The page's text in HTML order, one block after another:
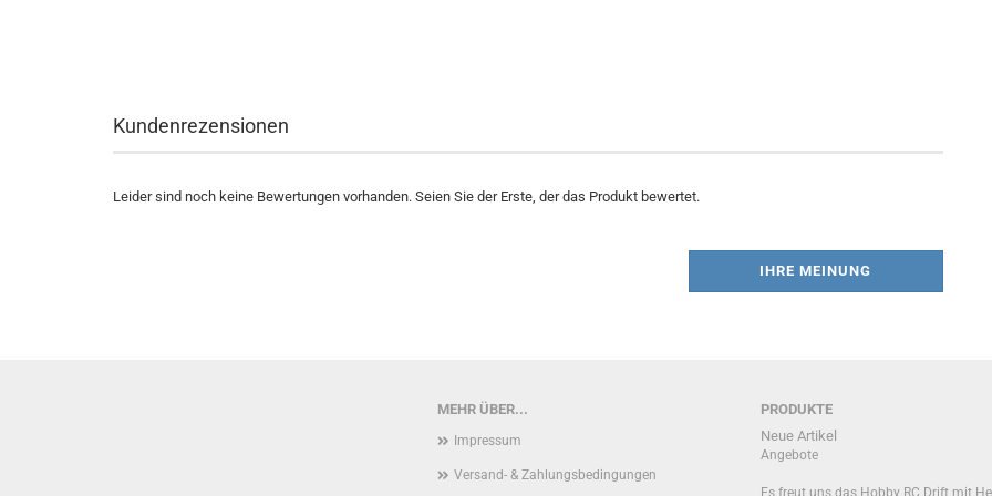
Kundenrezensionen
Leider sind noch keine Bewertungen vorhanden. Seien Sie der Erste, der das Produkt bewertet.
IHRE MEINUNG
MEHR ÜBER...
Impressum
Versand- & Zahlungsbedingungen
PRODUKTE
Neue Artikel
Angebote
Es freut uns das Hobby RC Drift mit